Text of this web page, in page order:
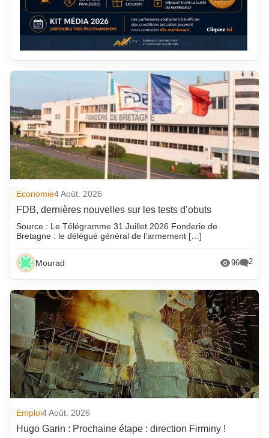
Economie4 Août. 2026
FDB, dernières nouvelles sur les tests d’obuts
Source : Le Télégramme 31 Juillet 2026 Fonderie de
Bretagne : le délégué général de l’armement […]
Mourad 96 2
Emploi4 Août. 2026
Hugo Garin : Prochaine étape : direction Firminy !